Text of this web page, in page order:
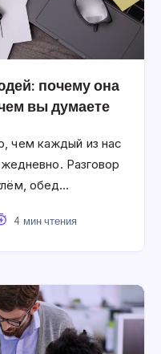
почему она
вы думаете
чем каждый из нас
Разговор
обед…
4 мин чтения